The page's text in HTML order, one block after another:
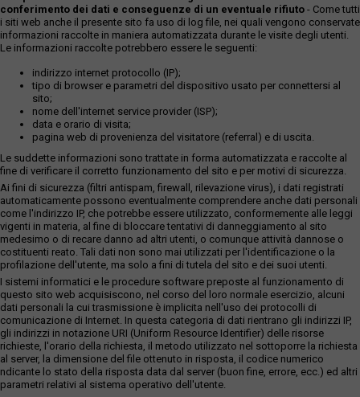
conferimento dei dati e conseguenze di un eventuale rifiuto - Come tutti
i siti web anche il presente sito fa uso di log file, nei quali vengono conservate
informazioni raccolte in maniera automatizzata durante le visite degli utenti.
Le informazioni raccolte potrebbero essere le seguenti:
indirizzo internet protocollo (IP);
tipo di browser e parametri del dispositivo usato per connettersi al
sito;
nome dell'internet service provider (ISP);
data e orario di visita;
pagina web di provenienza del visitatore (referral) e di uscita.
Le suddette informazioni sono trattate in forma automatizzata e raccolte al
fine di verificare il corretto funzionamento del sito e per motivi di sicurezza.
Ai fini di sicurezza (filtri antispam, firewall, rilevazione virus), i dati registrati
automaticamente possono eventualmente comprendere anche dati personali
come l'indirizzo IP, che potrebbe essere utilizzato, conformemente alle leggi
vigenti in materia, al fine di bloccare tentativi di danneggiamento al sito
medesimo o di recare danno ad altri utenti, o comunque attività dannose o
costituenti reato. Tali dati non sono mai utilizzati per l'identificazione o la
profilazione dell'utente, ma solo a fini di tutela del sito e dei suoi utenti.
I sistemi informatici e le procedure software preposte al funzionamento di
questo sito web acquisiscono, nel corso del loro normale esercizio, alcuni
dati personali la cui trasmissione è implicita nell'uso dei protocolli di
comunicazione di Internet. In questa categoria di dati rientrano gli indirizzi IP,
gli indirizzi in notazione URI (Uniform Resource Identifier) delle risorse
richieste, l'orario della richiesta, il metodo utilizzato nel sottoporre la richiesta
al server, la dimensione del file ottenuto in risposta, il codice numerico
ndicante lo stato della risposta data dal server (buon fine, errore, ecc.) ed altri
parametri relativi al sistema operativo dell'utente.